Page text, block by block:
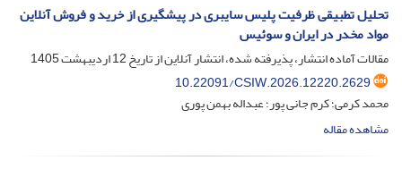
تحلیل تطبیقی ظرفیت پلیس سایبری در پیشگیری از خرید و فروش آنلاین
مواد مخدر در ایران و سوئیس
مقالات آماده انتشار، پذیرفته شده، انتشار آنلاین از تاریخ12 اردیبهشت 1405
10.22091/CSIW.2026.12220.2629
محمد کرمی؛ کرم جانی پور؛ عبداله بهمن پوری
مشاهده مقاله